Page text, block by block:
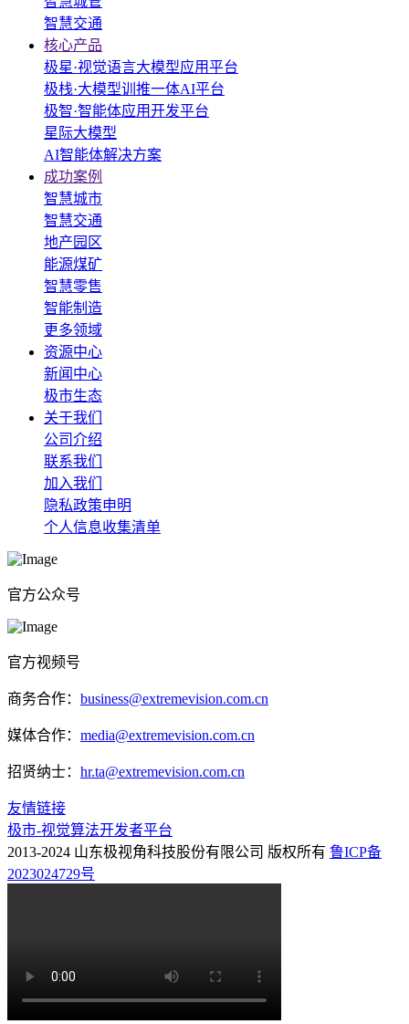
智慧交通
核心产品
极星·视觉语言大模型应用平台
极栈·大模型训推一体AI平台
极智·智能体应用开发平台
星际大模型
AI智能体解决方案
成功案例
智慧城市
智慧交通
地产园区
能源煤矿
智慧零售
智能制造
更多领域
资源中心
新闻中心
极市生态
关于我们
公司介绍
联系我们
加入我们
隐私政策申明
个人信息收集清单
官方公众号
官方视频号
商务合作： business@extremevision.com.cn
媒体合作： media@extremevision.com.cn
招贤纳士： hr.ta@extremevision.com.cn
友情链接
极市-视觉算法开发者平台
2013-2024 山东极视角科技股份有限公司 版权所有 鲁ICP备
2023024729号